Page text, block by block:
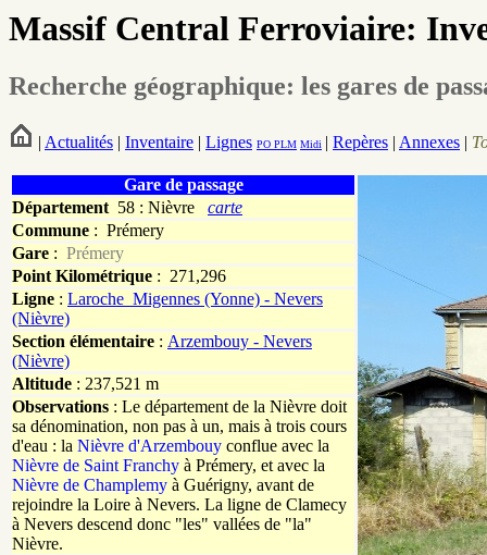
Massif Central Ferroviaire:
Recherche géographique: les gares de
| Actualités | Inventaire | Lignes PO PLM Midi | Repères | Annexes |
Gare de passage
Département 58 : Nièvre carte
Commune : Prémery
Gare : Prémery
Point Kilométrique : 271,296
Ligne : Laroche_Migennes (Yonne) - Nevers
(Nièvre)
Section élémentaire : Arzembouy - Nevers
(Nièvre)
Altitude : 237,521 m
Observations : Le département de la Nièvre doit
sa dénomination, non pas à un, mais à trois cours
d'eau : la Nièvre d'Arzembouy conflue avec la
Nièvre de Saint Franchy à Prémery, et avec la
Nièvre de Champlemy à Guérigny, avant de
rejoindre la Loire à Nevers. La ligne de Clamecy
à Nevers descend donc "les" vallées de "la"
Nièvre.